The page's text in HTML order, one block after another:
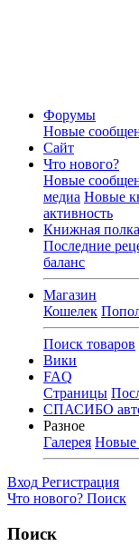
Форумы
Новые
Сайт
Что нового?
Новые
медиа Новые
активность
Книжная полка
Последние
баланс
Магазин
Кошелек
Поиск товаров
Вики
FAQ
Страницы
СПАСИБО
Разное
Галерея Новые
Вход Регистрация
Что нового? Поиск
Поиск